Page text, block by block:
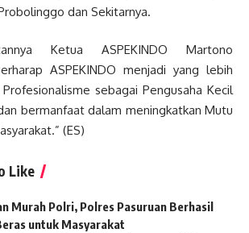
dan Sekitarnya.
Ketua ASPEKINDO Martono
ASPEKINDO menjadi yang lebih
sebagai Pengusaha Kecil
bermanfaat dalam meningkatkan Mutu
(ES)
Like
Murah Polri, Polres Pasuruan Berhasil
untuk Masyarakat